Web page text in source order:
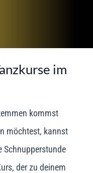
im
kommst
möchtest, kannst
Schnupperstunde
der zu deinem